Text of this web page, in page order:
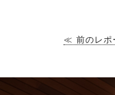
≪ 前のレポ